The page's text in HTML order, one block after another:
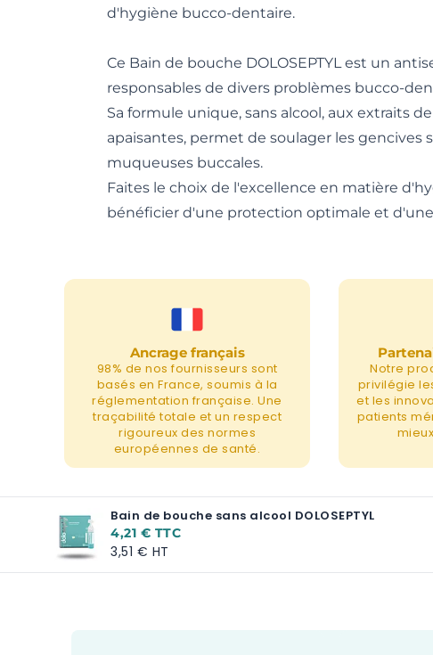
d'hygiène bucco-dentaire.
Ce Bain de bouche DOLOSEPTYL est un
responsables de divers problèmes bucco-
Sa formule unique, sans alcool, aux extraits
apaisantes, permet de soulager les
muqueuses buccales.
Faites le choix de l'excellence en matière
bénéficier d'une protection optimale et
Ancrage français
98% de nos fournisseurs sont
basés en France, soumis à la
réglementation française. Une
traçabilité totale et un respect
rigoureux des normes
européennes de santé.
Notre
privilégie
et les
patients
Bain de bouche sans alcool DOLOSEPTYL
4,21 €
3,51 €